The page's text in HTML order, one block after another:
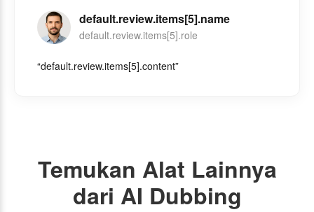
default.review.items[5].name
default.review.items[5].role
“default.review.items[5].content”
Temukan Alat Lainnya
dari AI Dubbing